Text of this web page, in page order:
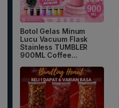
Botol Gelas Minum
Lucu Vacuum Flask
Stainless TUMBLER
900ML Coffee...